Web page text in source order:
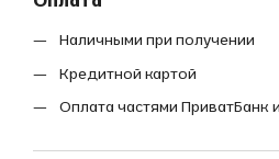
Наличными при получении
Кредитной картой
Оплата частями ПриватБанк